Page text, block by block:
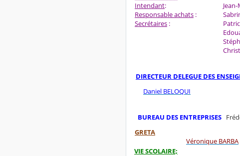
Intendant:
Responsable achats :
Secrétaires :
DIRECTEUR DELEGUE DES
Daniel BELOQUI
BUREAU DES ENTREPRISES
GRETA
Véronique BARBA
VIE SCOLAIRE;